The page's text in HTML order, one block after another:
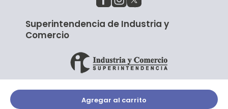
Agregar al carrito
Superintendencia de Industria y
Comercio